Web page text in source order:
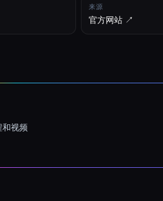
来源
官方网站 ↗︎
和视频